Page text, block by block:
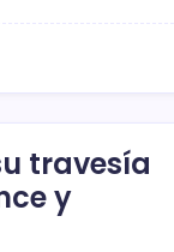
travesía
y